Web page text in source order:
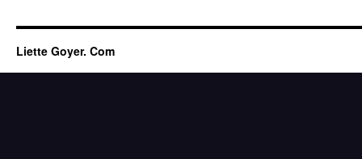
Liette Goyer. Com